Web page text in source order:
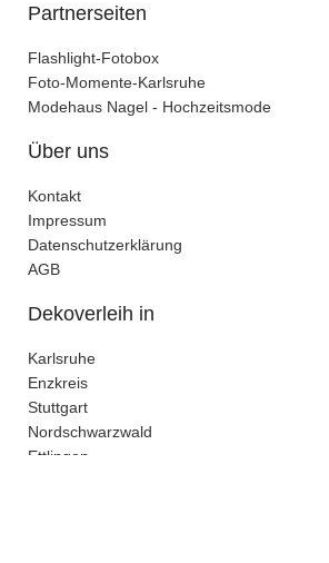
Partnerseiten
Flashlight-Fotobox
Foto-Momente-Karlsruhe
Modehaus Nagel - Hochzeitsmode
Über uns
Kontakt
Impressum
Datenschutzerklärung
AGB
Dekoverleih in
Karlsruhe
Enzkreis
Stuttgart
Nordschwarzwald
Ettlingen